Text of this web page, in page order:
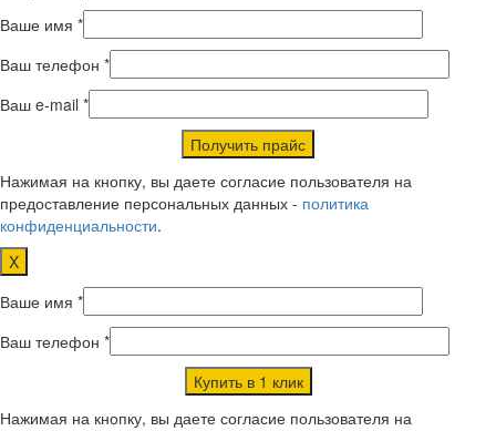
Ваше имя *
Ваш телефон *
Ваш e-mail *
Нажимая на кнопку, вы даете согласие пользователя на
предоставление персональных данных - политика
конфиденциальности.
X
Ваше имя *
Ваш телефон *
Нажимая на кнопку, вы даете согласие пользователя на